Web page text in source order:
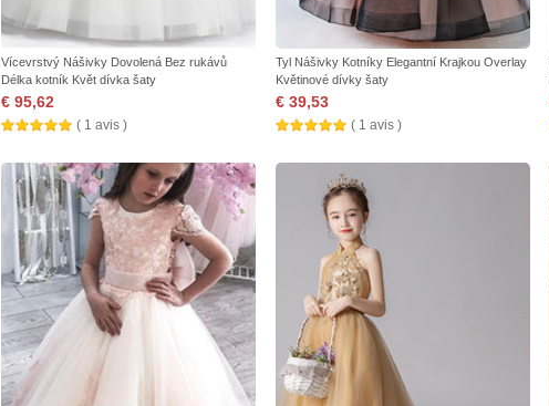
Vícevrstvý Nášivky Dovolená Bez rukávů
Délka kotník Květ dívka šaty
€ 95,62
( 1 avis )
Tyl Nášivky Kotníky Elegantní Krajkou Overlay
Květinové dívky šaty
€ 39,53
( 1 avis )